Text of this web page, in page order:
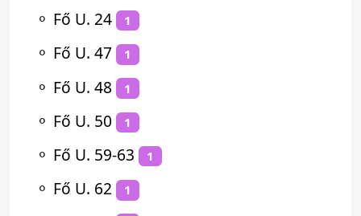
⚬ Fő U. 24 1
⚬ Fő U. 47 1
⚬ Fő U. 48 1
⚬ Fő U. 50 1
⚬ Fő U. 59-63 1
⚬ Fő U. 62 1